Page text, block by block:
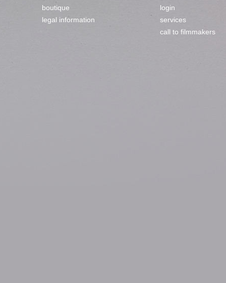
boutique
legal information
login
services
call to filmmakers